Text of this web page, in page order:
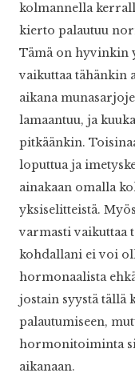
kolmannella
kierto palautuu
Tämä on hyvinkin
vaikuttaa tähänkin
aikana
lamaantuu, ja
pitkäänkin.
loputtua ja
ainakaan omalla
yksiselitteistä.
varmasti vaikuttaa
kohdallani ei voi
hormonaalista
jostain syystä tällä
palautumiseen,
hormonitoiminta
aikanaan.